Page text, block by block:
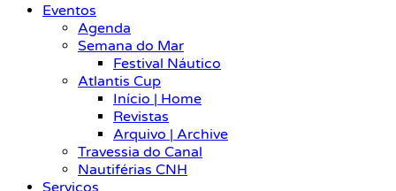
Eventos
Agenda
Semana do Mar
Festival Náutico
Atlantis Cup
Início | Home
Revistas
Arquivo | Archive
Travessia do Canal
Nautiférias CNH
Serviços